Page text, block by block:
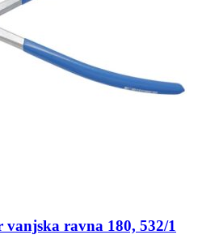
vanjska ravna 180, 532/1